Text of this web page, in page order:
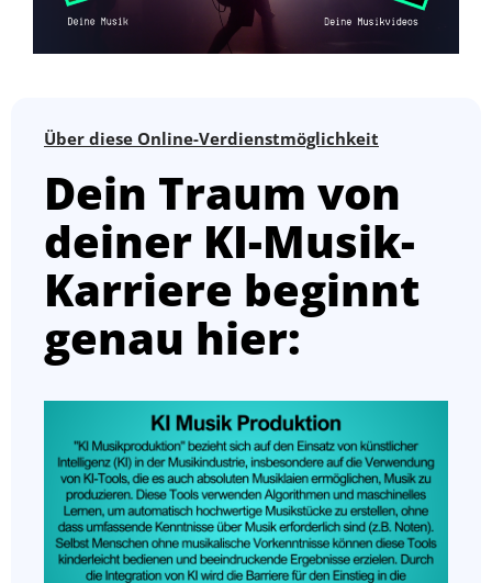
Über diese Online-Verdienstmöglichkeit
Dein Traum von
deiner KI-Musik-
Karriere beginnt
genau hier: